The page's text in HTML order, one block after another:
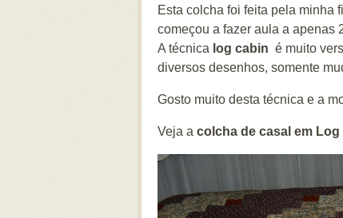
Esta colcha foi feita pela minha
começou a fazer aula a apenas
A técnica log cabin é muito
diversos desenhos, somente
Gosto muito desta técnica e a
Veja a colcha de casal em Log